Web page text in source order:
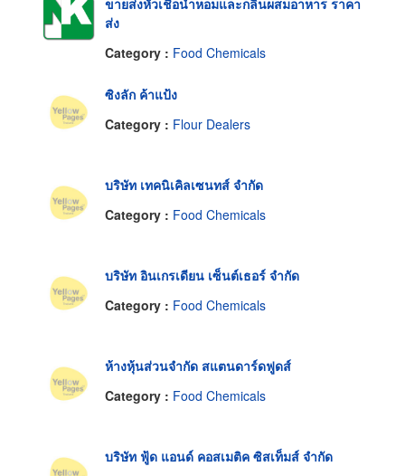
ส่ง
Category : Food Chemicals
ซิงลัก ค้าแป้ง
Category : Flour Dealers
บริษัท เทคนิเคิลเซนทส์ จำกัด
Category : Food Chemicals
บริษัท อินเกรเดียน เซ็นต์เธอร์ จำกัด
Category : Food Chemicals
ห้างหุ้นส่วนจำกัด สแตนดาร์ดฟูดส์
Category : Food Chemicals
บริษัท ฟู้ด แอนด์ คอสเมติค ซิสเท็มส์ จำกัด